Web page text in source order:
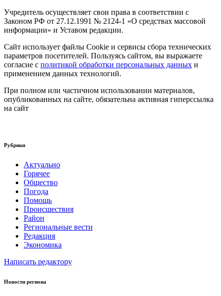
Учредитель осуществляет свои права в соответствии с
Законом РФ от 27.12.1991 № 2124-1 «О средствах массовой
информации» и Уставом редакции.
Сайт использует файлы Cookie и сервисы сбора технических
параметров посетителей. Пользуясь сайтом, вы выражаете
согласие с политикой обработки персональных данных и
применением данных технологий.
При полном или частичном использовании материалов,
опубликованных на сайте, обязательна активная гиперссылка
на сайт
Рубрики
Актуально
Горячее
Общество
Погода
Помощь
Происшествия
Район
Региональные вести
Редакция
Экономика
Написать редактору
Новости региона